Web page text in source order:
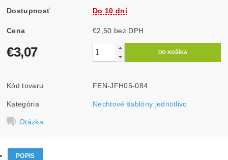
Dostupnosť Do 10 dní
Cena €2,50 bez DPH
€3,07
Kód tovaru FEN-JFH05-084
Kategória Nechtové šablóny jednotlivo
Otázka
POPIS